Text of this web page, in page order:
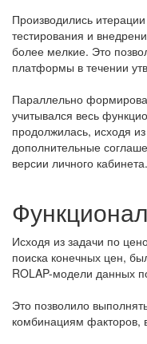
Производились
тестирования и
более мелкие. Это
платформы в течении
Параллельно
учитывался весь
продолжилась, исходя
дополнительные
версии личного кабинета.
Исходя из задачи по
поиска конечных цен,
ROLAP-модели данных
Это позволило
комбинациям